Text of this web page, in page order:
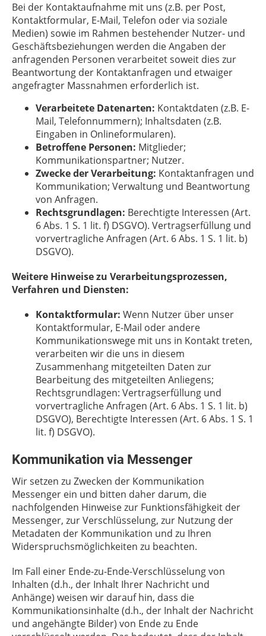
Bei der Kontaktaufnahme mit uns (z.B. per Post,
Kontaktformular, E-Mail, Telefon oder via soziale
Medien) sowie im Rahmen bestehender Nutzer- und
Geschäftsbeziehungen werden die Angaben der
anfragenden Personen verarbeitet soweit dies zur
Beantwortung der Kontaktanfragen und etwaiger
angefragter Massnahmen erforderlich ist.
Verarbeitete Datenarten: Kontaktdaten (z.B. E-
Mail, Telefonnummern); Inhaltsdaten (z.B.
Eingaben in Onlineformularen).
Betroffene Personen: Mitglieder;
Kommunikationspartner; Nutzer.
Zwecke der Verarbeitung: Kontaktanfragen und
Kommunikation; Verwaltung und Beantwortung
von Anfragen.
Rechtsgrundlagen: Berechtigte Interessen (Art.
6 Abs. 1 S. 1 lit. f) DSGVO). Vertragserfüllung und
vorvertragliche Anfragen (Art. 6 Abs. 1 S. 1 lit. b)
DSGVO).
Weitere Hinweise zu Verarbeitungsprozessen,
Verfahren und Diensten:
Kontaktformular: Wenn Nutzer über unser
Kontaktformular, E-Mail oder andere
Kommunikationswege mit uns in Kontakt treten,
verarbeiten wir die uns in diesem
Zusammenhang mitgeteilten Daten zur
Bearbeitung des mitgeteilten Anliegens;
Rechtsgrundlagen: Vertragserfüllung und
vorvertragliche Anfragen (Art. 6 Abs. 1 S. 1 lit. b)
DSGVO), Berechtigte Interessen (Art. 6 Abs. 1 S. 1
lit. f) DSGVO).
Kommunikation via Messenger
Wir setzen zu Zwecken der Kommunikation
Messenger ein und bitten daher darum, die
nachfolgenden Hinweise zur Funktionsfähigkeit der
Messenger, zur Verschlüsselung, zur Nutzung der
Metadaten der Kommunikation und zu Ihren
Widerspruchsmöglichkeiten zu beachten.
Im Fall einer Ende-zu-Ende-Verschlüsselung von
Inhalten (d.h., der Inhalt Ihrer Nachricht und
Anhänge) weisen wir darauf hin, dass die
Kommunikationsinhalte (d.h., der Inhalt der Nachricht
und angehängte Bilder) von Ende zu Ende